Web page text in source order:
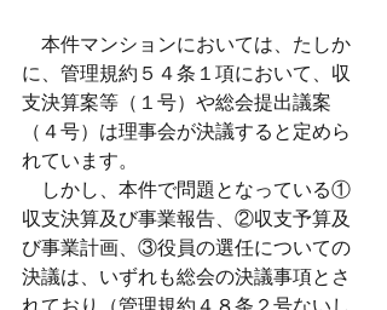
本件マンションにおいては、たしか
に、管理規約５４条１項において、収
支決算案等（１号）や総会提出議案
（４号）は理事会が決議すると定めら
れています。
しかし、本件で問題となっている①
収支決算及び事業報告、②収支予算及
び事業計画、③役員の選任についての
決議は、いずれも総会の決議事項とさ
れており（管理規約４８条２号ないし